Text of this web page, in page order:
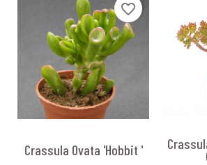
favorite_border
Crassula Ovata 'Hobbit '